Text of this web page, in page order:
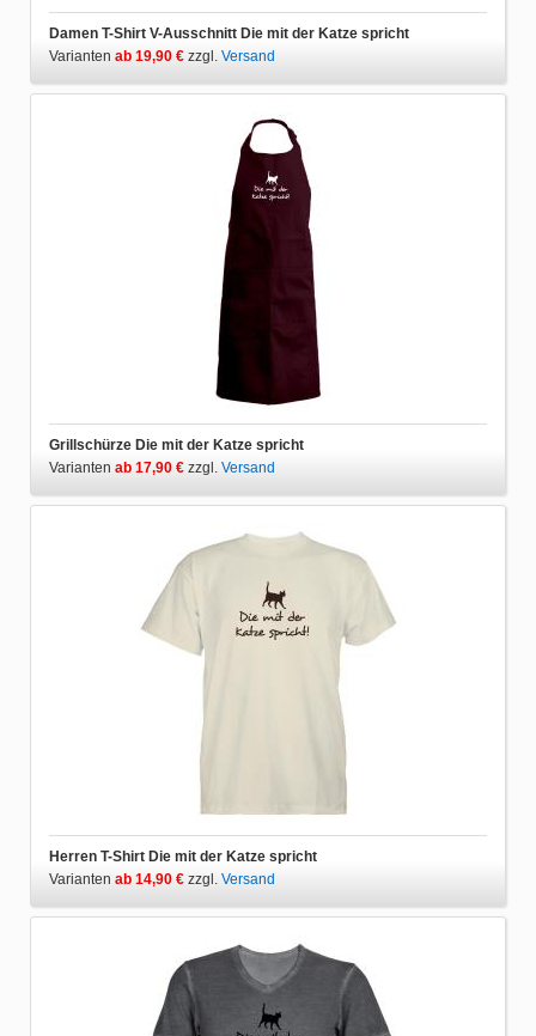
Damen T-Shirt V-Ausschnitt Die mit der Katze spricht
Varianten ab 19,90 € zzgl. Versand
Grillschürze Die mit der Katze spricht
Varianten ab 17,90 € zzgl. Versand
Herren T-Shirt Die mit der Katze spricht
Varianten ab 14,90 € zzgl. Versand